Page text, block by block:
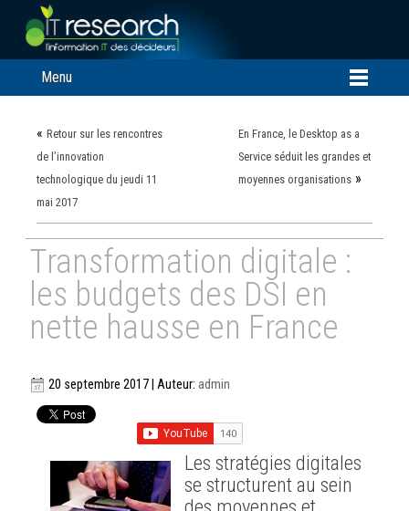
Menu
« Retour sur les rencontres
de l’innovation
technologique du jeudi 11
mai 2017
En France, le Desktop as a
Service séduit les grandes et
moyennes organisations»
Transformation digitale :
les budgets des DSI en
nette hausse en France
20 septembre 2017 | Auteur:admin
Les stratégies digitales
se structurent au sein
des moyennes et